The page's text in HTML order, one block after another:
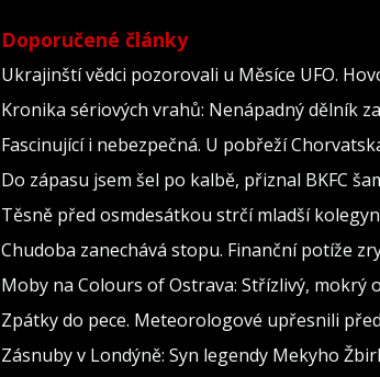
Doporučené články
Ukrajinští vědci pozorovali u Měsíce UFO.
Kronika sériových vrahů: Nenápadný dělník
Fascinující i nebezpečná. U pobřeží
Do zápasu jsem šel po kalbě, přiznal BKFC
Těsně před osmdesátkou strčí mladší
Chudoba zanechává stopu. Finanční potíže
Moby na Colours of Ostrava: Střízlivý,
Zpátky do pece. Meteorologové upřesnili
Zásnuby v Londýně: Syn legendy Mekyho